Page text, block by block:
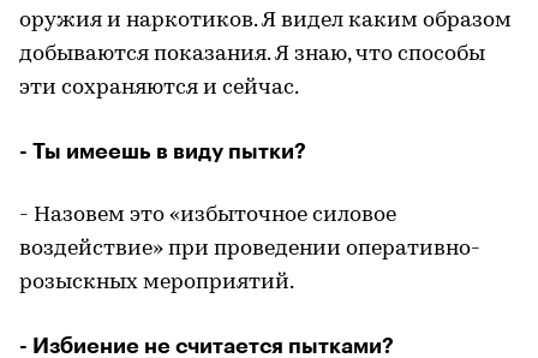
оружия и наркотиков. Я видел каким образом
добываются показания. Я знаю, что способы
эти сохраняются и сейчас.
- Ты имеешь в виду пытки?
- Назовем это «избыточное силовое
воздействие» при проведении оперативно-
розыскных мероприятий.
- Избиение не считается пытками?